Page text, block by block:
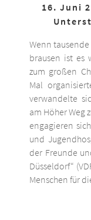
16. Juni
Wenn
brausen ist es
zum großen
Mal
verwandelte
am Höher Weg
engagieren
und
der Freunde
Düsseldorf“
Menschen für